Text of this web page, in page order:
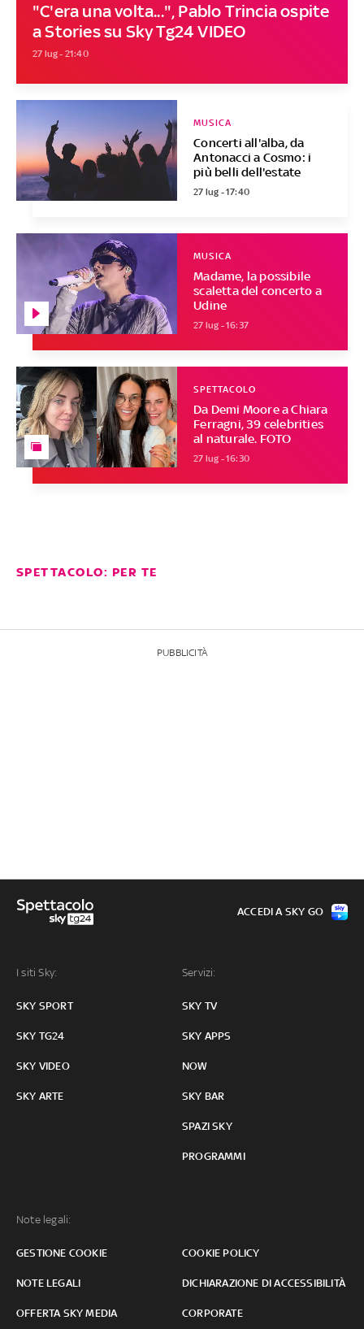
"C'era una volta...", Pablo Trincia ospite
a Stories su Sky Tg24 VIDEO
27 lug - 21:40
Concerti all'alba, da
Antonacci a Cosmo: i
più belli dell'estate
MUSICA
27 lug - 17:40
Madame, la possibile
scaletta del concerto a
Udine
MUSICA
27 lug - 16:37
Da Demi Moore a Chiara
Ferragni, 39 celebrities
al naturale. FOTO
SPETTACOLO
27 lug - 16:30
SPETTACOLO: PER TE
PUBBLICITÀ
I siti Sky:
SKY SPORT
SKY TG24
SKY VIDEO
SKY ARTE
Servizi:
SKY TV
SKY APPS
NOW
SKY BAR
SPAZI SKY
PROGRAMMI
Note legali:
GESTIONE COOKIE COOKIE POLICY
NOTE LEGALI DICHIARAZIONE DI ACCESSIBILITÀ
OFFERTA SKY MEDIA CORPORATE
ACCEDI A SKY GO